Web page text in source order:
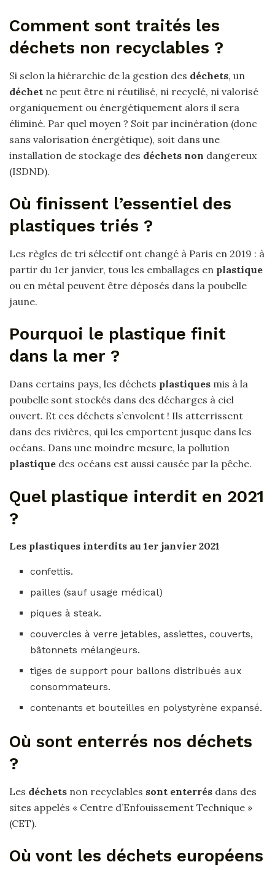
Comment sont traités les
déchets non recyclables ?
Si selon la hiérarchie de la gestion des déchets, un
déchet ne peut être ni réutilisé, ni recyclé, ni valorisé
organiquement ou énergétiquement alors il sera
éliminé. Par quel moyen ? Soit par incinération (donc
sans valorisation énergétique), soit dans une
installation de stockage des déchets non dangereux
(ISDND).
Où finissent l’essentiel des
plastiques triés ?
Les règles de tri sélectif ont changé à Paris en 2019 : à
partir du 1er janvier, tous les emballages en plastique
ou en métal peuvent être déposés dans la poubelle
jaune.
Pourquoi le plastique finit
dans la mer ?
Dans certains pays, les déchets plastiques mis à la
poubelle sont stockés dans des décharges à ciel
ouvert. Et ces déchets s’envolent ! Ils atterrissent
dans des rivières, qui les emportent jusque dans les
océans. Dans une moindre mesure, la pollution
plastique des océans est aussi causée par la pêche.
Quel plastique interdit en 2021
?
Les plastiques interdits au 1er janvier 2021
confettis.
pailles (sauf usage médical)
piques à steak.
couvercles à verre jetables, assiettes, couverts,
bâtonnets mélangeurs.
tiges de support pour ballons distribués aux
consommateurs.
contenants et bouteilles en polystyrène expansé.
Où sont enterrés nos déchets
?
Les déchets non recyclables sont enterrés dans des
sites appelés « Centre d’Enfouissement Technique »
(CET).
Où vont les déchets européens